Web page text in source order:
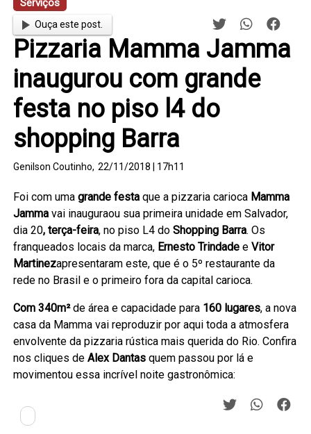
Serviços
Ouça este post.
Pizzaria Mamma Jamma
inaugurou com grande
festa no piso l4 do
shopping Barra
Genilson Coutinho, 22/11/2018 | 17h11
Foi com umagrande festa que a pizzaria carioca Mamma
Jamma vai inauguraou sua primeira unidade em Salvador,
dia 20, terça-feira, no piso L4 doShopping Barra. Os
franqueados locais da marca, Ernesto Trindade eVitor
Martinezapresentaram este, que é o 5º restaurante da
rede no Brasil e o primeiro fora da capital carioca.
Com 340m²de área e capacidade para 160 lugares, a nova
casa da Mamma vai reproduzir por aqui toda a atmosfera
envolvente da pizzaria rústica mais querida do Rio. Confira
nos cliques deAlex Dantas quem passou por lá e
movimentou essa incrível noite gastronômica: